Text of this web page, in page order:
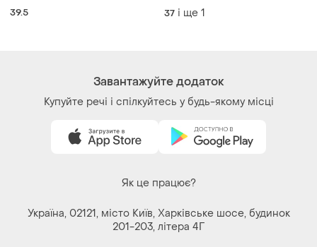
Завантажуйте додаток
Як це працює?
Україна, 02121, місто Київ, Харківське шосе, будинок
Політика конфіденційності
Договір-оферта
Контакти